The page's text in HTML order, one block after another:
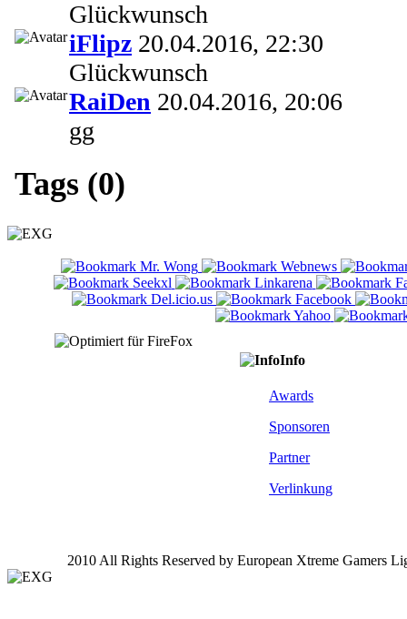
Glückwunsch
iFlipz 20.04.2016, 22:30
Glückwunsch
RaiDen 20.04.2016, 20:06
gg
Tags (0)
Info
Awards
Sponsoren
Partner
Verlinkung
2010 All Rights Reserved by European Xtreme Gamers